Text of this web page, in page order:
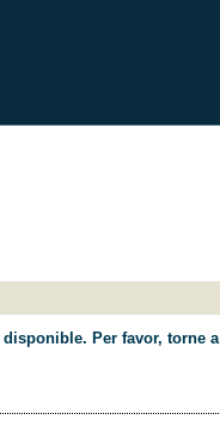
Per favor, torne a